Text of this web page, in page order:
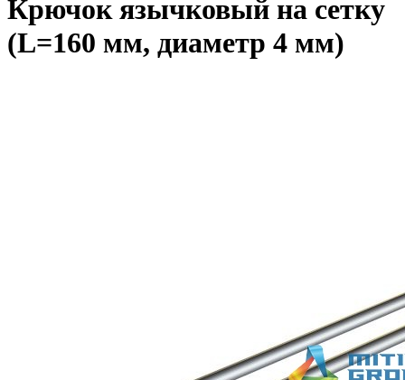
Крючок язычковый на сетку
(L=160 мм, диаметр 4 мм)